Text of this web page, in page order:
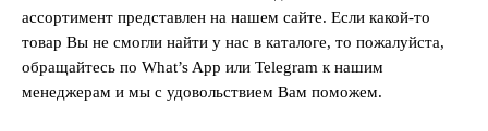
ассортимент представлен на нашем сайте. Если какой-то
товар Вы не смогли найти у нас в каталоге, то пожалуйста,
обращайтесь по What’s App или Telegram к нашим
менеджерам и мы с удовольствием Вам поможем.